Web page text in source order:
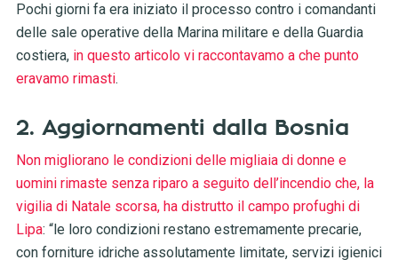
Pochi giorni fa era iniziato il processo contro i comandanti
delle sale operative della Marina militare e della Guardia
costiera,in questo articolo vi raccontavamo a che punto
eravamo rimasti.
2. Aggiornamenti dalla Bosnia
Non migliorano le condizioni delle migliaia di donne e
uomini rimaste senza riparo a seguito dell’incendio che, la
vigilia di Natale scorsa, ha distrutto il campo profughi di
Lipa: “le loro condizioni restano estremamente precarie,
con forniture idriche assolutamente limitate, servizi igienici